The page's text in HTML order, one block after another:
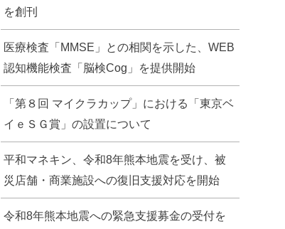
を創刊
医療検査「MMSE」との相関を示した、WEB
認知機能検査「脳検Cog」を提供開始
「第８回 マイクラカップ」における「東京ベ
イｅＳＧ賞」の設置について
平和マネキン、令和8年熊本地震を受け、被
災店舗・商業施設への復旧支援対応を開始
令和8年熊本地震への緊急支援募金の受付を